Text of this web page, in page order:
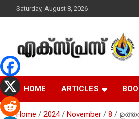
to
Saturday, August 8, 2026
Express
Malayalam
Malayalam Christian News
HOME ARTICLES
Home 2024 November 8